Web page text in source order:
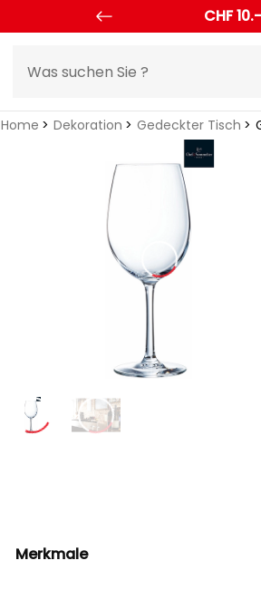
CHF
Home Dekoration Gedeckter Tisch
Merkmale